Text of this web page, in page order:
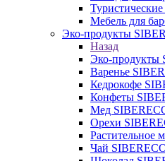
Мебель для
Эко-продукты
Назад
Эко-продукты
Варенье
Кедрокофе
Конфеты
Мед
Орехи
Растительное
Чай